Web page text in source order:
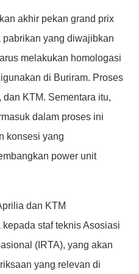
akhir pekan grand prix
pabrikan yang diwajibkan
melakukan homologasi
di Buriram. Proses
KTM. Sementara itu,
dalam proses ini
konsesi yang
power unit
dan KTM
staf teknis Asosiasi
(IRTA), yang akan
yang relevan di